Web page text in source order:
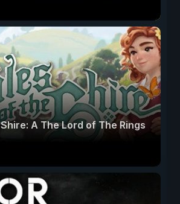
A The Lord of The Rings